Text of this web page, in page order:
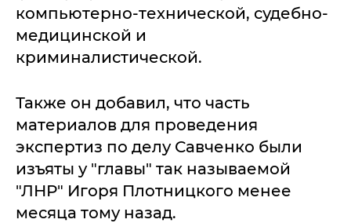
компьютерно-технической, судебно-
медицинской и
криминалистической.
Также он добавил, что часть
материалов для проведения
экспертиз по делу Савченко были
изъяты у "главы" так называемой
"ЛНР" Игоря Плотницкого менее
месяца тому назад.